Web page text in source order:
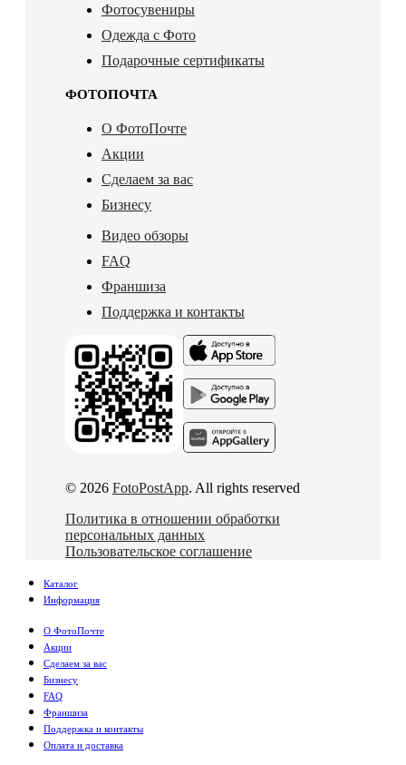
Фотосувениры
Одежда с Фото
Подарочные сертификаты
ФОТОПОЧТА
О ФотоПочте
Акции
Сделаем за вас
Бизнесу
Видео обзоры
FAQ
Франшиза
Поддержка и контакты
© 2026 FotoPostApp. All rights reserved
Политика в отношении обработки
персональных данных
Пользовательское соглашение
Каталог
Информация
О ФотоПочте
Акции
Сделаем за вас
Бизнесу
FAQ
Франшиза
Поддержка и контакты
Оплата и доставка